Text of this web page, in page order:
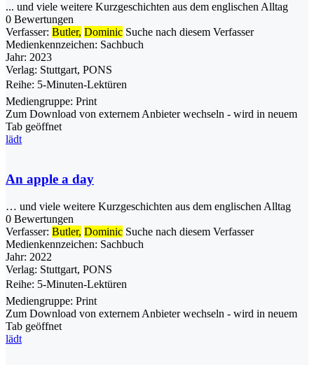
... und viele weitere Kurzgeschichten aus dem englischen Alltag
0 Bewertungen
Verfasser: Butler, Dominic Suche nach diesem Verfasser
Medienkennzeichen: Sachbuch
Jahr: 2023
Verlag: Stuttgart, PONS
Reihe: 5-Minuten-Lektüren
Mediengruppe: Print
Zum Download von externem Anbieter wechseln - wird in neuem
Tab geöffnet
lädt
An apple a day
… und viele weitere Kurzgeschichten aus dem englischen Alltag
0 Bewertungen
Verfasser: Butler, Dominic Suche nach diesem Verfasser
Medienkennzeichen: Sachbuch
Jahr: 2022
Verlag: Stuttgart, PONS
Reihe: 5-Minuten-Lektüren
Mediengruppe: Print
Zum Download von externem Anbieter wechseln - wird in neuem
Tab geöffnet
lädt